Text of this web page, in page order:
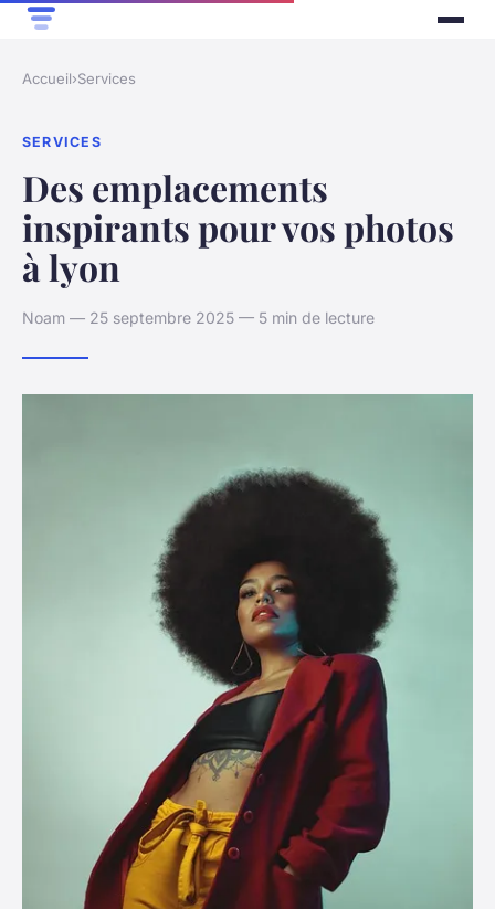
Accueil›Services
SERVICES
Des emplacements
inspirants pour vos photos
à lyon
Noam — 25 septembre 2025 — 5 min de lecture